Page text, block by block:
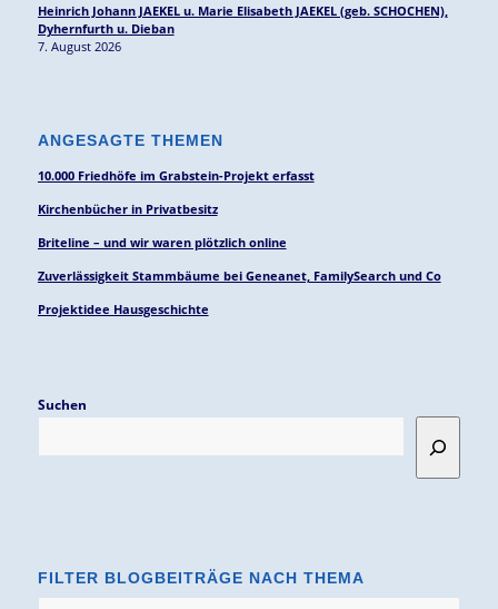
Heinrich Johann JAEKEL u. Marie Elisabeth JAEKEL (geb. SCHOCHEN),
Dyhernfurth u. Dieban
7. August 2026
ANGESAGTE THEMEN
10.000 Friedhöfe im Grabstein-Projekt erfasst
Kirchenbücher in Privatbesitz
Briteline – und wir waren plötzlich online
Zuverlässigkeit Stammbäume bei Geneanet, FamilySearch und Co
Projektidee Hausgeschichte
Suchen
FILTER BLOGBEITRÄGE NACH THEMA